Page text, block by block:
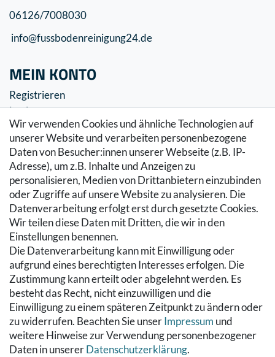
Wir verwenden Cookies und ähnliche Technologien auf
unserer Website und verarbeiten personenbezogene
Daten von Besucher:innen unserer Webseite (z.B. IP-
Adresse), um z.B. Inhalte und Anzeigen zu
personalisieren, Medien von Drittanbietern einzubinden
oder Zugriffe auf unsere Website zu analysieren. Die
Datenverarbeitung erfolgt erst durch gesetzte Cookies.
Wir teilen diese Daten mit Dritten, die wir in den
Einstellungen benennen.
Die Datenverarbeitung kann mit Einwilligung oder
aufgrund eines berechtigten Interesses erfolgen. Die
Zustimmung kann erteilt oder abgelehnt werden. Es
besteht das Recht, nicht einzuwilligen und die
Einwilligung zu einem späteren Zeitpunkt zu ändern oder
zu widerrufen. Beachten Sie unserImpressum und
weitere Hinweise zur Verwendung personenbezogener
Daten in unsererDaten­schutz­erklärung.
06126/7008030
info@fussbodenreinigung24.de
MEIN KONTO
Registrieren
Login
SERVICE
Zahlung & Versand
Warenkorb
Zur Kasse
Hilfe
RECHTLICHES
Kontakt
Datenschutzerklärung
AGB
Impressum
Hinweise zur Batterieentsorgung
Widerrufs­recht